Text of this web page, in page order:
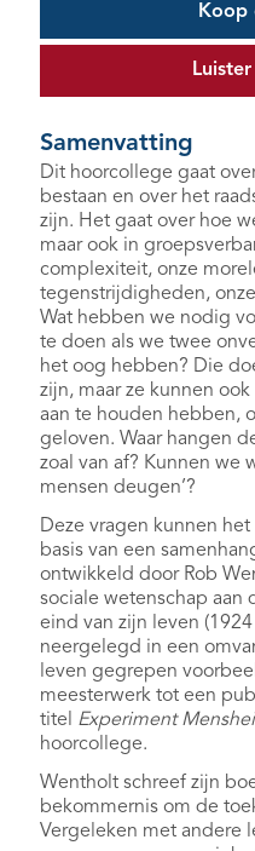
Koop
Samenvatting
Dit hoorcollege gaat
bestaan en over het
zijn. Het gaat over hoe
maar ook in
complexiteit, onze
tegenstrijdigheden,
Wat hebben we nodig
te doen als we twee
het oog hebben? Die
zijn, maar ze kunnen
aan te houden hebben,
geloven. Waar hangen
zoal van af? Kunnen we
mensen deugen’?
Deze vragen kunnen
basis van een
ontwikkeld door Rob
sociale wetenschap aan
eind van zijn leven
neergelegd in een
leven gegrepen
meesterwerk tot een
titel Experiment
hoorcollege.
Wentholt schreef zijn
bekommernis om de
Vergeleken met andere